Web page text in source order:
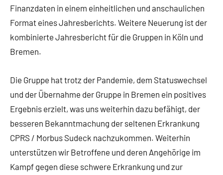
Finanzdaten in einem einheitlichen und anschaulichen
Format eines Jahresberichts. Weitere Neuerung ist der
kombinierte Jahresbericht für die Gruppen in Köln und
Bremen.
Die Gruppe hat trotz der Pandemie, dem Statuswechsel
und der Übernahme der Gruppe in Bremen ein positives
Ergebnis erzielt, was uns weiterhin dazu befähigt, der
besseren Bekanntmachung der seltenen Erkrankung
CPRS / Morbus Sudeck nachzukommen. Weiterhin
unterstützen wir Betroffene und deren Angehörige im
Kampf gegen diese schwere Erkrankung und zur